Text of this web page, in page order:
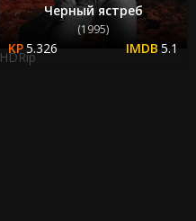
Черный ястреб
(1995)
5.326 5.1
HDRip